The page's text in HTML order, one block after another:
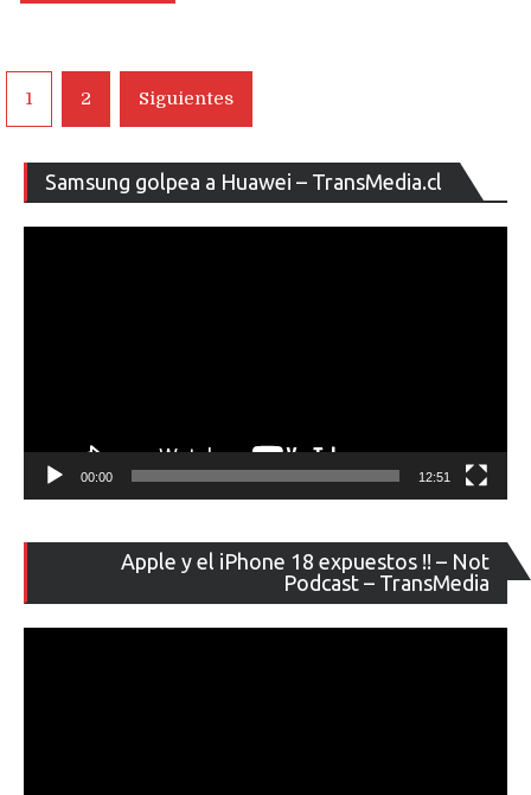
iPhone
ahora
Navegación
de
entradas
1 2 Siguientes
Samsung golpea a Huawei – TransMedia.cl
de
00:00 12:51
Apple y el iPhone 18 expuestos !! – Not
Podcast – TransMedia
de